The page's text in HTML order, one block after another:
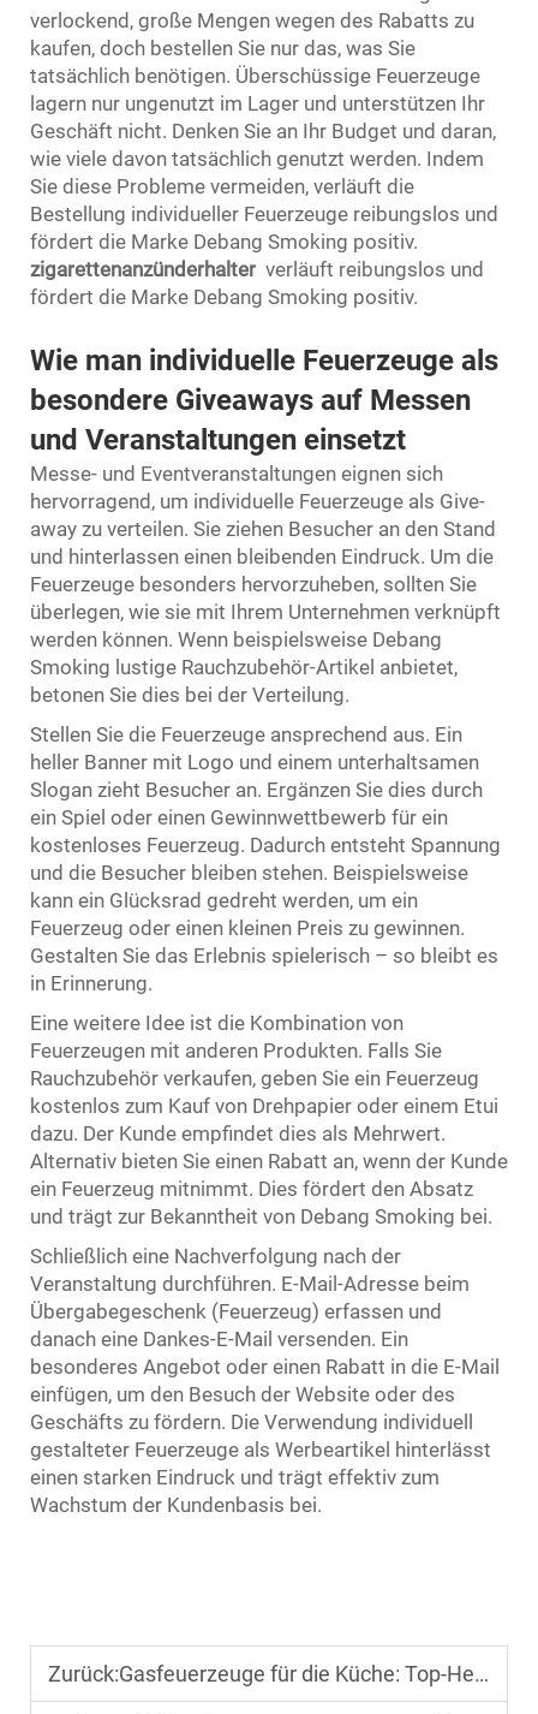
verlockend, große Mengen wegen des Rabatts zu
kaufen, doch bestellen Sie nur das, was Sie
tatsächlich benötigen. Überschüssige Feuerzeuge
lagern nur ungenutzt im Lager und unterstützen Ihr
Geschäft nicht. Denken Sie an Ihr Budget und daran,
wie viele davon tatsächlich genutzt werden. Indem
Sie diese Probleme vermeiden, verläuft die
Bestellung individueller Feuerzeuge reibungslos und
fördert die Marke Debang Smoking positiv.
zigarettenanzünderhalter verläuft reibungslos und
fördert die Marke Debang Smoking positiv.
Wie man individuelle Feuerzeuge als
besondere Giveaways auf Messen
und Veranstaltungen einsetzt
Messe- und Eventveranstaltungen eignen sich
hervorragend, um individuelle Feuerzeuge als Give-
away zu verteilen. Sie ziehen Besucher an den Stand
und hinterlassen einen bleibenden Eindruck. Um die
Feuerzeuge besonders hervorzuheben, sollten Sie
überlegen, wie sie mit Ihrem Unternehmen verknüpft
werden können. Wenn beispielsweise Debang
Smoking lustige Rauchzubehör-Artikel anbietet,
betonen Sie dies bei der Verteilung.
Stellen Sie die Feuerzeuge ansprechend aus. Ein
heller Banner mit Logo und einem unterhaltsamen
Slogan zieht Besucher an. Ergänzen Sie dies durch
ein Spiel oder einen Gewinnwettbewerb für ein
kostenloses Feuerzeug. Dadurch entsteht Spannung
und die Besucher bleiben stehen. Beispielsweise
kann ein Glücksrad gedreht werden, um ein
Feuerzeug oder einen kleinen Preis zu gewinnen.
Gestalten Sie das Erlebnis spielerisch – so bleibt es
in Erinnerung.
Eine weitere Idee ist die Kombination von
Feuerzeugen mit anderen Produkten. Falls Sie
Rauchzubehör verkaufen, geben Sie ein Feuerzeug
kostenlos zum Kauf von Drehpapier oder einem Etui
dazu. Der Kunde empfindet dies als Mehrwert.
Alternativ bieten Sie einen Rabatt an, wenn der Kunde
ein Feuerzeug mitnimmt. Dies fördert den Absatz
und trägt zur Bekanntheit von Debang Smoking bei.
Schließlich eine Nachverfolgung nach der
Veranstaltung durchführen. E-Mail-Adresse beim
Übergabegeschenk (Feuerzeug) erfassen und
danach eine Dankes-E-Mail versenden. Ein
besonderes Angebot oder einen Rabatt in die E-Mail
einfügen, um den Besuch der Website oder des
Geschäfts zu fördern. Die Verwendung individuell
gestalteter Feuerzeuge als Werbeartikel hinterlässt
einen starken Eindruck und trägt effektiv zum
Wachstum der Kundenbasis bei.
Zurück:Gasfeuerzeuge für die Küche: Top-Hersteller und Großhandelslieferanten